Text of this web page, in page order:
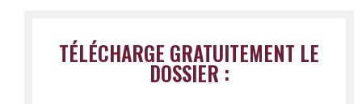
TÉLÉCHARGE GRATUITEMENT LE
DOSSIER :